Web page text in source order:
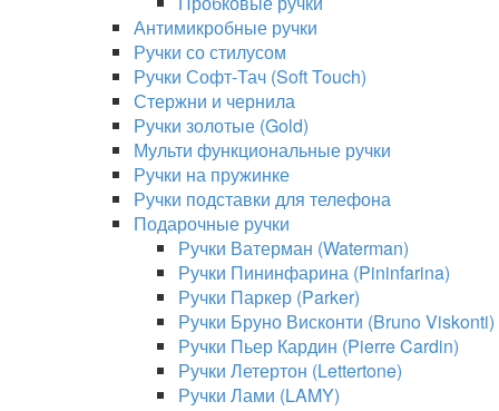
Антимикробные ручки
Ручки со стилусом
Ручки Софт-Тач (Soft Touch)
Стержни и чернила
Ручки золотые (Gold)
Мульти функциональные ручки
Ручки на пружинке
Ручки подставки для телефона
Подарочные ручки
Ручки Ватерман (Waterman)
Ручки Пининфарина (Pininfarina)
Ручки Паркер (Parker)
Ручки Бруно Висконти (Bruno Viskonti)
Ручки Пьер Кардин (Pierre Cardin)
Ручки Летертон (Lettertone)
Ручки Лами (LAMY)